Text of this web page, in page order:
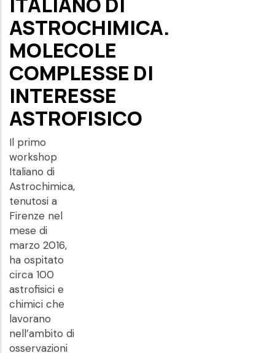
ASTROCHIMICA.
MOLECOLE
COMPLESSE DI
INTERESSE
ASTROFISICO
Il primo
workshop
Italiano di
Astrochimica,
tenutosi a
Firenze nel
mese di
marzo 2016,
ha ospitato
circa 100
astrofisici e
chimici che
lavorano
nell’ambito di
osservazioni